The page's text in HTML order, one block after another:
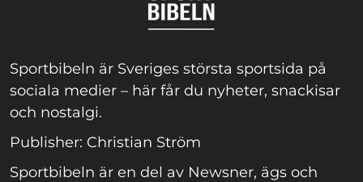
Sportbibeln är Sveriges största sportsida på
sociala medier – här får du nyheter, snackisar
och nostalgi.
Publisher: Christian Ström
Sportbibeln är en del av Newsner, ägs och